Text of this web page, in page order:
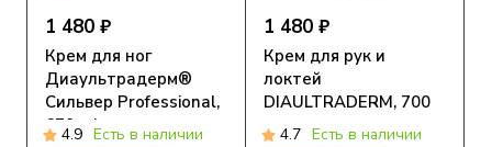
1 480 ₽
Крем для ног
Диаультрадерм®
Сильвер Professional,
670 ml
4.9 Есть в наличии
1 480 ₽
Крем для рук и
локтей
DIAULTRADERM, 700
мл4.7 Есть в наличии